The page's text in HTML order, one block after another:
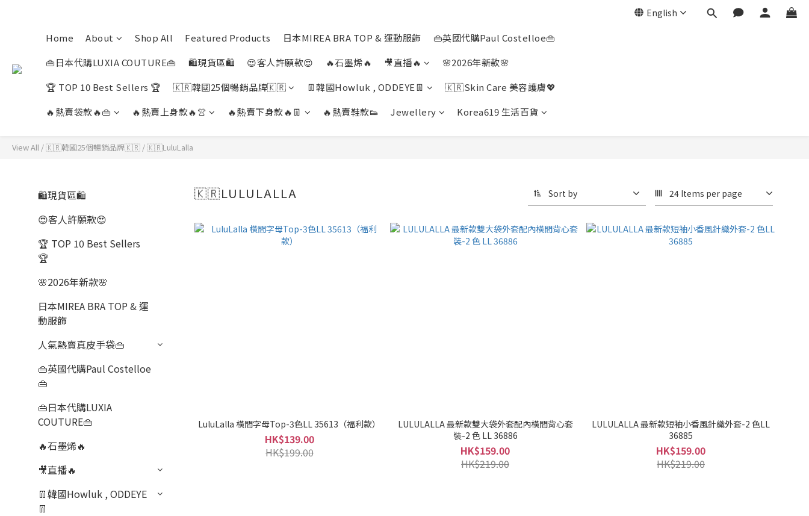
English
Home About Shop All Featured Products 日本MIREA BRA TOP & 運動服飾
👜英國代購Paul Costelloe👜
👜日本代購LUXIA COUTURE👜
🛍️現貨區🛍️ 😍客人許願款😍 🔥石墨烯🔥 🎥直播🔥
🌸2026年新款🌸
🏆 TOP 10 Best Sellers 🏆
🇰🇷韓國25個暢銷品牌🇰🇷 👖韓國Howluk , ODDEYE👖
🇰🇷Skin Care 美容護膚💖
🔥熱賣袋款🔥👜
🔥熱賣上身款🔥👚 🔥熱賣下身款🔥👖 🔥熱賣鞋款👟 Jewellery Korea619 生活百貨
View All /🇰🇷韓國25個暢銷品牌🇰🇷 /🇰🇷LuluLalla
🛍️現貨區🛍️
😍客人許願款😍
🏆 TOP 10 Best Sellers
🏆
🌸2026年新款🌸
日本MIREA BRA TOP & 運
動服飾
人氣熱賣真皮手袋👜
👜英國代購Paul Costelloe
👜
👜日本代購LUXIA
COUTURE👜
🔥石墨烯🔥
🎥直播🔥
👖韓國Howluk , ODDEYE
👖
🇰🇷LULULALLA Sort by 24 Items per page
LuluLalla 橫間字母Top-3色LL 35613（福利款）
HK$139.00
HK$199.00
LULULALLA 最新款雙大袋外套配內橫間背心套
裝-2 色 LL 36886
HK$159.00
HK$219.00
LULULALLA 最新款短袖小香風針織外套-2 色LL
36885
HK$159.00
HK$219.00